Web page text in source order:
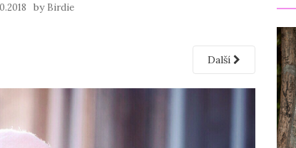
by Birdie
Další